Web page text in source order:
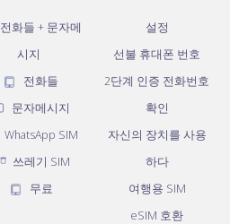
전화들 + 문자메
시지
전화들
문자메시지
WhatsApp SIM
쓰레기 SIM
무료
설정
선불 휴대폰 번호
2단계 인증 전화번호
확인
자신의 장치를 사용
하다
여행용 SIM
eSIM 호환